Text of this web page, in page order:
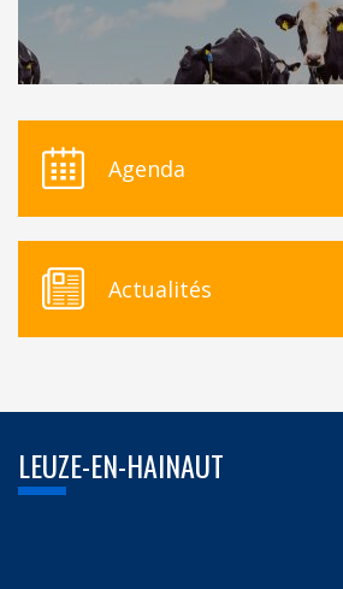
Agenda
Actualités
LEUZE-EN-HAINAUT